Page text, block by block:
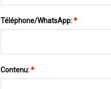
Téléphone/WhatsApp:*
Contenu:*